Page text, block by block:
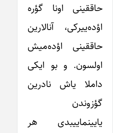
حاققینی اونا گؤره
اؤده‌ییرکی، آنالارین
حاققینی اؤده‌میش
اولسون. و بو ایکی
داملا یاش نادرین
گؤزوندن
یایینماییبدی هر